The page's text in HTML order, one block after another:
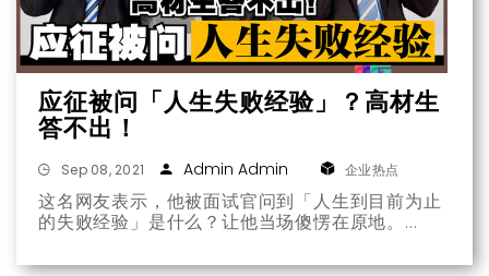
应征被问「人生失败经验」？高材生
答不出！
Sep 08, 2021 Admin Admin 企业热点
这名网友表示，他被面试官问到「人生到目前为止
的失败经验」是什么？让他当场傻愣在原地。